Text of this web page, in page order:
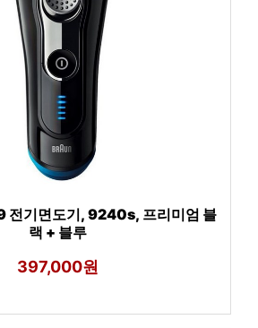
전기면도기, 9240s, 프리미엄 블
랙 + 블루
397,000원